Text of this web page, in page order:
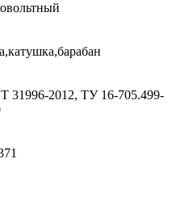
31996-2012, ТУ 16-705.499-